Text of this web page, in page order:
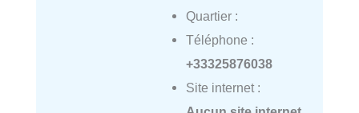
Quartier :
Téléphone :
+33325876038
Site internet :